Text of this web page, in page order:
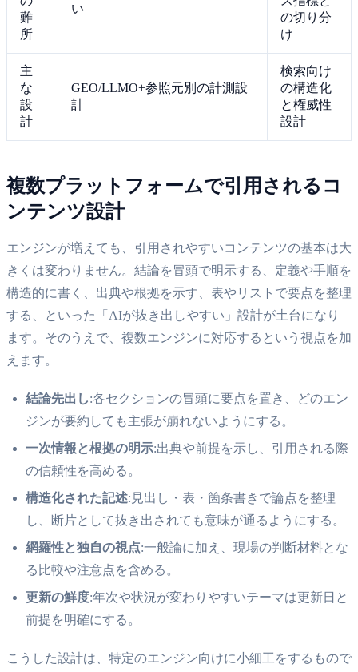
難
所
い
の切り分
け
主
な
設
計
GEO/LLMO+参照元別の計測設
計
検索向け
の構造化
と権威性
設計
複数プラットフォームで引用されるコ
ンテンツ設計
エンジンが増えても、引用されやすいコンテンツの基本は大
きくは変わりません。結論を冒頭で明示する、定義や手順を
構造的に書く、出典や根拠を示す、表やリストで要点を整理
する、といった「AIが抜き出しやすい」設計が土台になり
ます。そのうえで、複数エンジンに対応するという視点を加
えます。
結論先出し:各セクションの冒頭に要点を置き、どのエン
ジンが要約しても主張が崩れないようにする。
一次情報と根拠の明示:出典や前提を示し、引用される際
の信頼性を高める。
構造化された記述:見出し・表・箇条書きで論点を整理
し、断片として抜き出されても意味が通るようにする。
網羅性と独自の視点:一般論に加え、現場の判断材料とな
る比較や注意点を含める。
更新の鮮度:年次や状況が変わりやすいテーマは更新日と
前提を明確にする。
こうした設計は、特定のエンジン向けに小細工をするもので